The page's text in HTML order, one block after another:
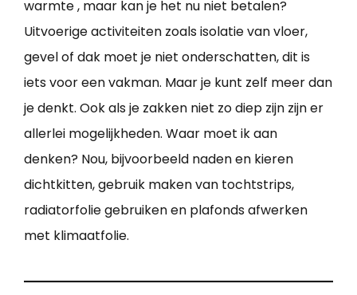
warmte , maar kan je het nu niet betalen?
Uitvoerige activiteiten zoals isolatie van vloer,
gevel of dak moet je niet onderschatten, dit is
iets voor een vakman. Maar je kunt zelf meer dan
je denkt. Ook als je zakken niet zo diep zijn zijn er
allerlei mogelijkheden. Waar moet ik aan
denken? Nou, bijvoorbeeld naden en kieren
dichtkitten, gebruik maken van tochtstrips,
radiatorfolie gebruiken en plafonds afwerken
met klimaatfolie.